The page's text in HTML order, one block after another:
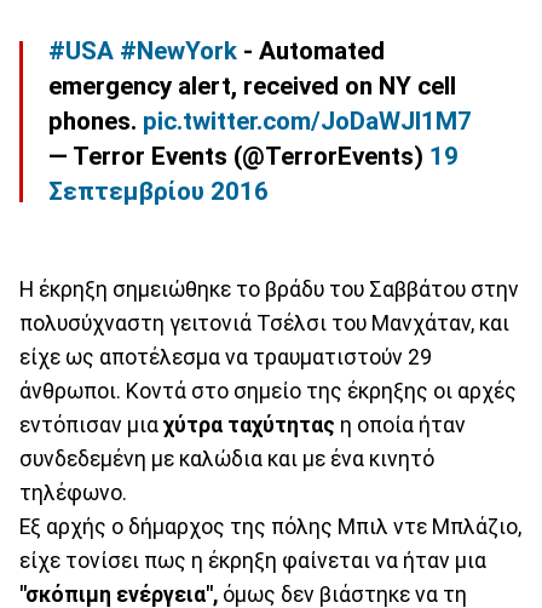
#USA #NewYork - Automated
emergency alert, received on NY cell
phones. pic.twitter.com/JoDaWJI1M7
— Terror Events (@TerrorEvents) 19
Σεπτεμβρίου 2016
Η έκρηξη σημειώθηκε το βράδυ του Σαββάτου στην
πολυσύχναστη γειτονιά Τσέλσι του Μανχάταν, και
είχε ως αποτέλεσμα να τραυματιστούν 29
άνθρωποι. Κοντά στο σημείο της έκρηξης οι αρχές
εντόπισαν μια χύτρα ταχύτητας η οποία ήταν
συνδεδεμένη με καλώδια και με ένα κινητό
τηλέφωνο.
Εξ αρχής ο δήμαρχος της πόλης Μπιλ ντε Μπλάζιο,
είχε τονίσει πως η έκρηξη φαίνεται να ήταν μια
"σκόπιμη ενέργεια", όμως δεν βιάστηκε να τη